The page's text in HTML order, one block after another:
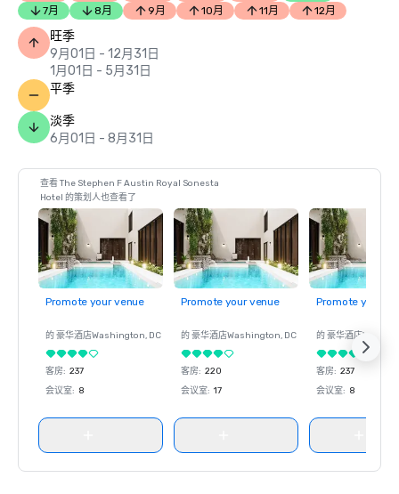
7月
8月 9月 10月 11月 12月
旺季
9月01日 - 12月31日
1月01日 - 5月31日
平季
淡季
6月01日 - 8月31日
查看 The Stephen F Austin Royal Sonesta
Hotel 的策划人也查看了
Promote your venue
的 豪华酒店Washington, DC
客房: 237
会议室: 8
Promote your venue
的 豪华酒店Washington, DC
客房: 220
会议室: 17
Promote your
的 豪华酒店
客房: 237
会议室: 8